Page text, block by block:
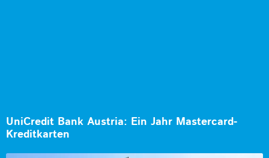
UniCredit Bank Austria: Ein Jahr Mastercard-
Kreditkarten